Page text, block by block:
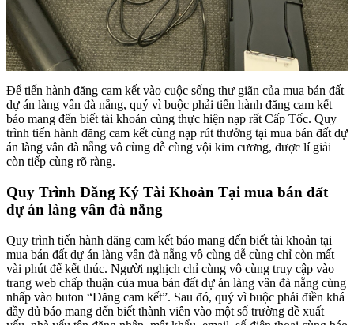
Để tiến hành đăng cam kết vào cuộc sống thư giãn của mua bán đất
dự án làng vân đà nẵng, quý vì buộc phải tiến hành đăng cam kết
báo mang đến biết tài khoản cùng thực hiện nạp rất Cấp Tốc. Quy
trình tiến hành đăng cam kết cùng nạp rút thưởng tại mua bán đất dự
án làng vân đà nẵng vô cùng dễ cùng vội kim cương, được lí giải
còn tiếp cùng rõ ràng.
Quy Trình Đăng Ký Tài Khoản Tại mua bán đất
dự án làng vân đà nẵng
Quy trình tiến hành đăng cam kết báo mang đến biết tài khoản tại
mua bán đất dự án làng vân đà nẵng vô cùng dễ cùng chỉ còn mất
vài phút để kết thúc. Người nghịch chỉ cùng vô cùng truy cập vào
trang web chấp thuận của mua bán đất dự án làng vân đà nẵng cùng
nhấp vào buton “Đăng cam kết”. Sau đó, quý vì buộc phải điền khá
đầy đủ báo mang đến biết thành viên vào một số trường đề xuất